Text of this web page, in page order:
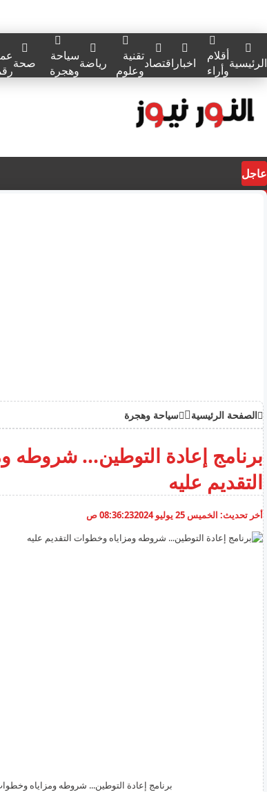
الرئيسيةأقلام
وأراء
اخبار اقتصادتقنية
وعلوم
رياضةسياحة
وهجرة
صحة
عاجل
الصفحة الرئيسية سياحة وهجرة
برنامج إعادة التوطين... شروطه
التقديم عليه
أخر تحديث: الخميس 25 يوليو 2024 08:36:23 ص
برنامج إعادة التوطين... شروطه ومزاياه